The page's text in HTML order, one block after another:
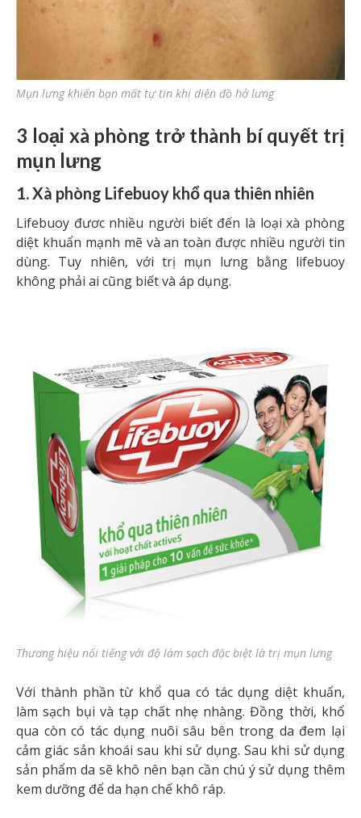
Mụn lưng khiến bạn mất tự tin khi diện đồ hở lưng
3 loại xà phòng trở thành bí quyết trị
mụn lưng
1. Xà phòng Lifebuoy khổ qua thiên nhiên
Lifebuoy đươc nhiều người biết đến là loại xà phòng
diệt khuẩn mạnh mẽ và an toàn được nhiều người tin
dùng. Tuy nhiên, với trị mụn lưng bằng lifebuoy
không phải ai cũng biết và áp dụng.
Thương hiệu nối tiếng với độ làm sạch đặc biệt là trị mụn lưng
Với thành phần từ khổ qua có tác dụng diệt khuẩn,
làm sạch bụi và tạp chất nhẹ nhàng. Đồng thời, khổ
qua còn có tác dụng nuôi sâu bên trong da đem lại
cảm giác sản khoái sau khi sử dụng. Sau khi sử dụng
sản phẩm da sẽ khô nên bạn cần chú ý sử dụng thêm
kem dưỡng để da hạn chế khô ráp.